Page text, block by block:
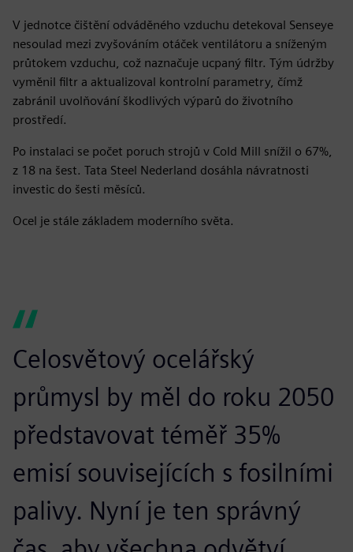
V jednotce čištění odváděného vzduchu detekoval Senseye
nesoulad mezi zvyšováním otáček ventilátoru a sníženým
průtokem vzduchu, což naznačuje ucpaný filtr. Tým údržby
vyměnil filtr a aktualizoval kontrolní parametry, čímž
zabránil uvolňování škodlivých výparů do životního
prostředí.
Po instalaci se počet poruch strojů v Cold Mill snížil o 67%,
z 18 na šest. Tata Steel Nederland dosáhla návratnosti
investic do šesti měsíců.
Ocel je stále základem moderního světa.
Celosvětový ocelářský
průmysl by měl do roku 2050
představovat téměř 35%
emisí souvisejících s fosilními
palivy. Nyní je ten správný